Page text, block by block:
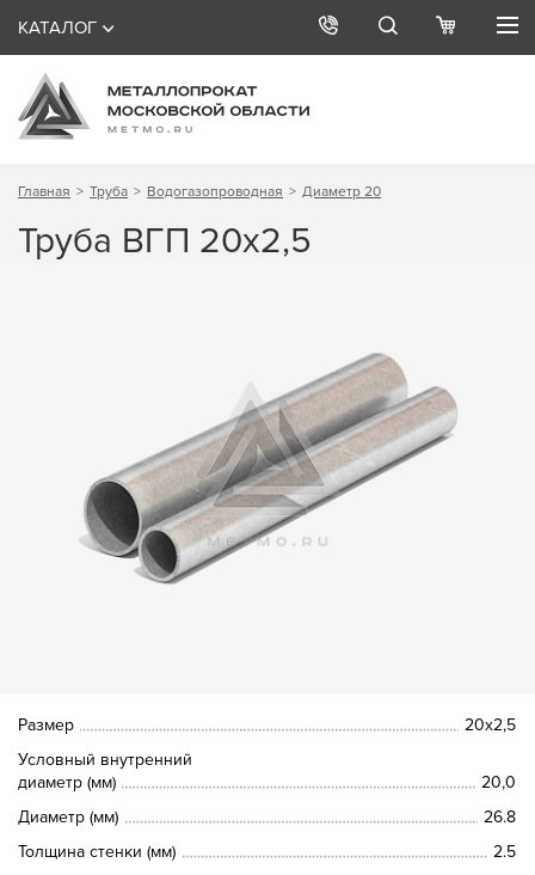
КАТАЛОГ
Главная Труба Водогазопроводная Диаметр 20
Труба ВГП 20х2,5
Размер
20х2,5
Условный внутренний
диаметр (мм)
20,0
Диаметр (мм)
26.8
Толщина стенки (мм)
2.5